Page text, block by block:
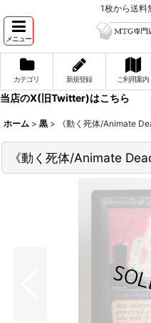
1枚から送料
メニュー
カテゴリ 新規登録 ご利用案内
当店のX(旧Twitter)はこちら
ホーム > 黒 > 《動く死体/Animate
《動く死体/Animate